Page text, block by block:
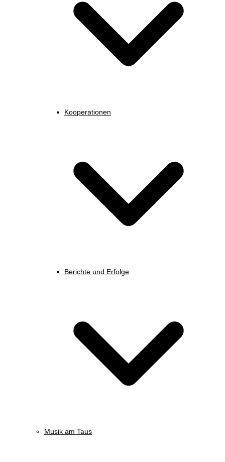
Kooperationen
Berichte und Erfolge
Musik am Taus